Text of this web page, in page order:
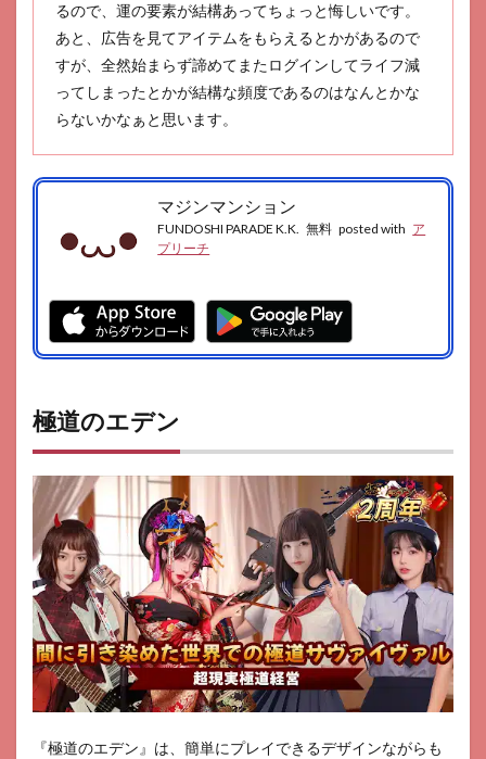
るので、運の要素が結構あってちょっと悔しいです。
あと、広告を見てアイテムをもらえるとかがあるので
すが、全然始まらず諦めてまたログインしてライフ減
ってしまったとかが結構な頻度であるのはなんとかな
らないかなぁと思います。
マジンマンション
FUNDOSHI PARADE K.K. 無料 posted with ア
プリーチ
極道のエデン
『極道のエデン』は、簡単にプレイできるデザインながらも